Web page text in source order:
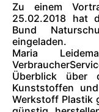
Zu einem
25.02.2018 hat
Bund
eingeladen.
Maria
Überblick über
Kunststoffen
Werkstoff Plastik